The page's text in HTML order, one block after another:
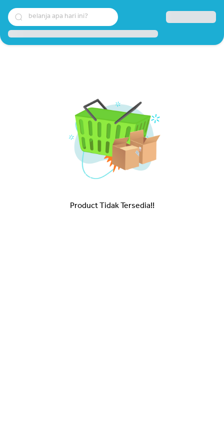
belanja apa hari ini?
Product Tidak Tersedia!!